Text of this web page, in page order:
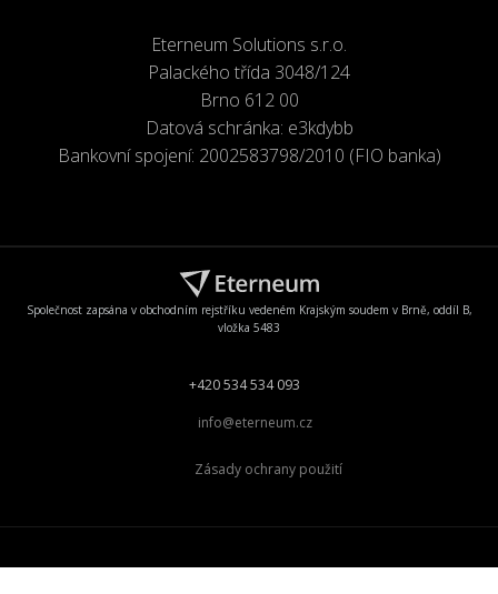
Eterneum Solutions s.r.o.
Palackého třída 3048/124
Brno 612 00
Datová schránka: e3kdybb
Bankovní spojení: 2002583798/2010 (FIO banka)
Společnost zapsána v obchodním rejstříku vedeném Krajským soudem v Brně, oddíl B,
vložka 5483
+420 534 534 093
info@eterneum.cz
Zásady ochrany použití